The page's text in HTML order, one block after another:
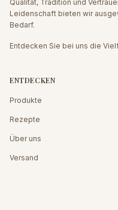
Qualität, Tradition und
Leidenschaft bieten wir
Bedarf.
Entdecken Sie bei uns die
ENTDECKEN
Produkte
Rezepte
Über uns
Versand